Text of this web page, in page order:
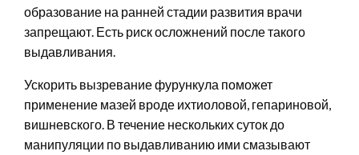
образование на ранней стадии развития врачи
запрещают. Есть риск осложнений после такого
выдавливания.
Ускорить вызревание фурункула поможет
применение мазей вроде ихтиоловой, гепариновой,
вишневского. В течение нескольких суток до
манипуляции по выдавливанию ими смазывают